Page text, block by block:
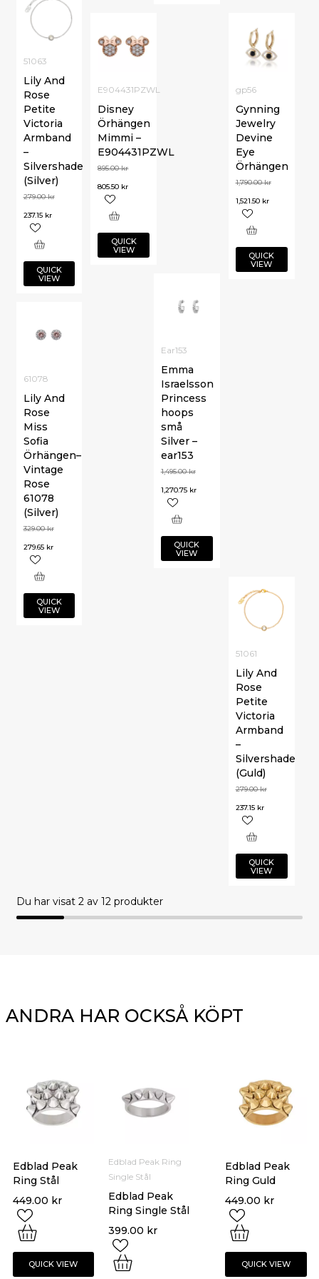
51063
Lily And
Rose
Petite
Victoria
Armband
–
Silvershade
(Silver)
279.00kr
237.15 kr
QUICK
VIEW
gp56
Gynning
Jewelry
Devine
Eye
Örhängen
1,790.00kr
1,521.50 kr
QUICK
VIEW
E904431PZWL
Disney
Örhängen
Mimmi –
E904431PZWL
895.00kr
805.50 kr
QUICK
VIEW
Ear153
Emma
Israelsson
Princess
hoops
små
Silver –
ear153
1,495.00kr
1,270.75 kr
QUICK
VIEW
61078
Lily And
Rose
Miss
Sofia
Örhängen–
Vintage
Rose
61078
(Silver)
329.00kr
279.65 kr
QUICK
VIEW
51061
Lily And
Rose
Petite
Victoria
Armband
–
Silvershade
(Guld)
279.00kr
237.15 kr
QUICK
VIEW
Du har visat 2av 12 produkter
ANDRA HAR OCKSÅ KÖPT
Edblad Peak
Ring Stål
449.00 kr
QUICK VIEW
Edblad Peak
Ring Guld
449.00 kr
QUICK VIEW
Edblad Peak Ring
Single Stål
Edblad Peak
Ring Single Stål
399.00 kr